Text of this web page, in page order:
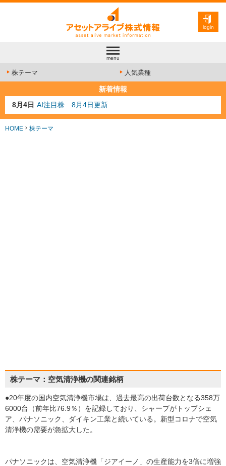
login
menu
株テーマ 人気業種
新着情報
8月4日 AI注目株 8月4日更新
8月3日 人気業種注目株 8月3日更新
8月2日 金融注目株 8月2日更新
HOME 株テーマ
株テーマ：空気清浄機の関連銘柄
●20年度の国内空気清浄機市場は、過去最高の出荷台数となる358万
6000台（前年比76.9％）を記録しており、シャープがトップシェ
ア、パナソニック、ダイキン工業と続いている。新型コロナで空気
清浄機の需要が急拡大した。
パナソニックは、空気清浄機「ジアイーノ」の生産能力を3倍に増強